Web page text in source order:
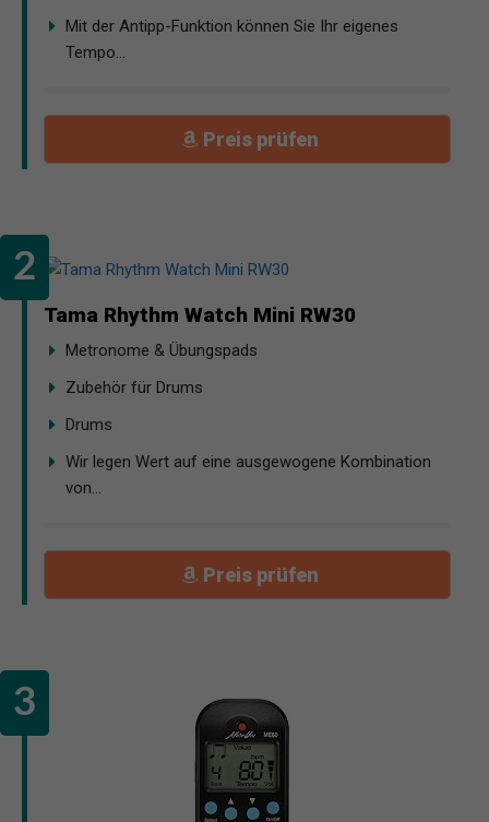
Mit der Antipp-Funktion können Sie Ihr eigenes
Tempo...
Preis prüfen
Tama Rhythm Watch Mini RW30
Metronome & Übungspads
Zubehör für Drums
Drums
Wir legen Wert auf eine ausgewogene Kombination
von...
Preis prüfen